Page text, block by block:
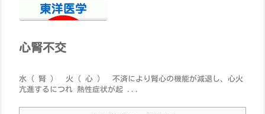
心腎不交
水（ 腎 ） 火（ 心 ） 不済により腎心の機能が減退し、心火
亢進するにつれ 熱性症状が起 ...